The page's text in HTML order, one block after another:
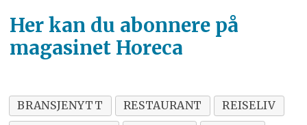
Her kan du abonnere på
magasinet Horeca
BRANSJENYTT RESTAURANT
REISELIV